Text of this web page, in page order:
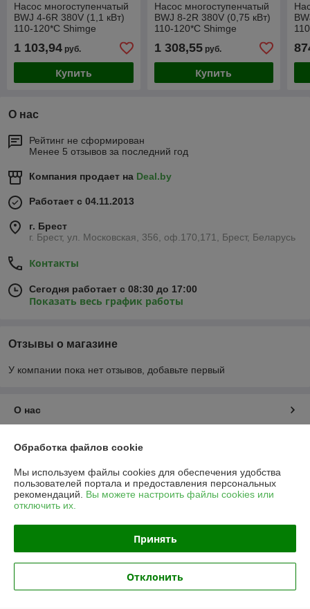
Насос многоступенчатый
BWJ 4-6R 380V (1,1 кВт)
110-120*C Shimge
1 103,94 руб.
Купить
Насос многоступенчатый
BWJ 8-2R 380V (0,75 кВт)
110-120*C Shimge
1 308,55руб.
Купить
О нас
Рейтинг не сформирован
Менее 5 отзывов за последний год
Компания продает на Deal.by
Работает с 04.11.2013
г. Брест
г. Брест, ул. Московская, 356, оф.170,171, Брест, Беларусь
Контакты
Сегодня работает с 08:30 до 17:00
Показать весь график работы
Отзывы о магазине
У компании пока нет отзывов, добавьте первый
О нас
Контакты
Доставка и оплата
График работы
Политика обработки cookies
Обработка файлов cookie
Мы используем файлы cookies для обеспечения удобства
пользователей портала и предоставления персональных
рекомендаций. Вы можете настроить файлы cookies или
отключить их.
Принять
Отклонить